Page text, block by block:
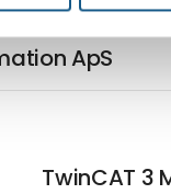
ApS
TwinCAT 3